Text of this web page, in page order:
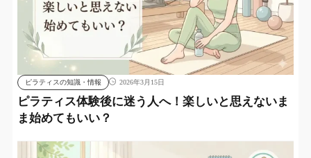
ピラティスの知識・情報 2026年3月15日
ピラティス体験後に迷う人へ！楽しいと思えないま
ま始めてもいい？